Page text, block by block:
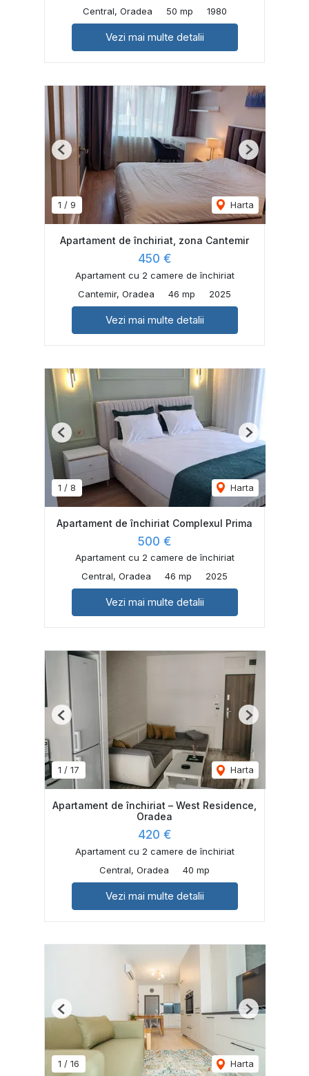
Central, Oradea
50 mp 1980
Vezi mai multe detalii
1 / 9 Harta
Previous Next
Apartament de închiriat, zona Cantemir
450 €
Apartament cu 2 camere de închiriat
Cantemir, Oradea
46 mp 2025
Vezi mai multe detalii
1 / 8 Harta
Previous Next
Apartament de închiriat Complexul Prima
500 €
Apartament cu 2 camere de închiriat
Central, Oradea
46 mp 2025
Vezi mai multe detalii
1 / 17 Harta
Previous Next
Apartament de închiriat – West Residence,
Oradea
420 €
Apartament cu 2 camere de închiriat
Central, Oradea
40 mp
Vezi mai multe detalii
1 / 16 Harta
Previous Next